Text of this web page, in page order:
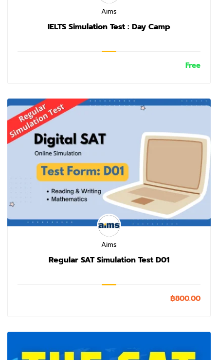
Aims
IELTS Simulation Test : Day Camp
Free
Aims
Regular SAT Simulation Test D01
฿800.00